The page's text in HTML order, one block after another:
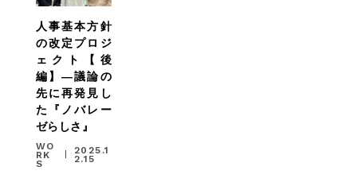
人事基本方針
の改定プロジ
ェクト【後
編】―議論の
先に再発見し
た『ノバレー
ゼらしさ』
WO
RK
S
2025.1
2.15